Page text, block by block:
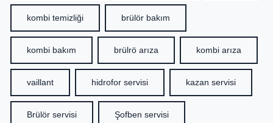
kombi temizliği brülör bakım
kombi bakım brülrö arıza kombi arıza
vaillant hidrofor servisi kazan servisi
Brülör servisi Şofben servisi